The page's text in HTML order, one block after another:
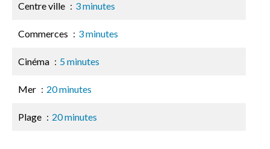
Centre ville 3 minutes
Commerces 3 minutes
Cinéma 5 minutes
Mer 20 minutes
Plage 20 minutes